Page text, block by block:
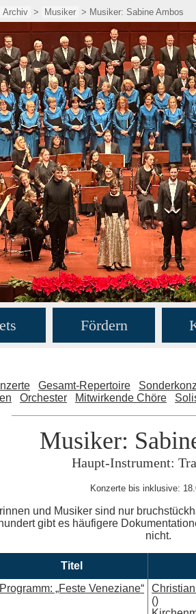
Archiv > Musiker > Musiker: Sabine Ambos
Fördern
Gesamt-Repertoire
Orchester Mitwirkende Chöre
Musiker:
Haupt-Instrument:
Konzerte bis inklusive:
und Musiker sind nur
gibt es häufigere
nicht.
Titel
Programm: „Feste Veneziane“
()